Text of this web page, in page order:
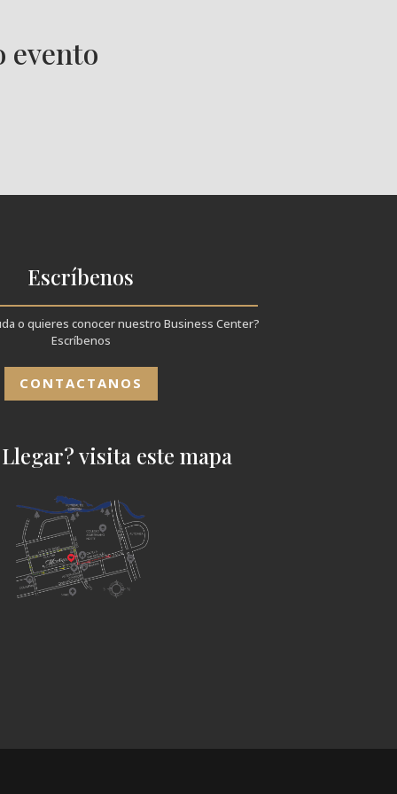
evento
Escríbenos
o quieres conocer nuestro Business Center?
Escríbenos
CONTACTANOS
visita este mapa